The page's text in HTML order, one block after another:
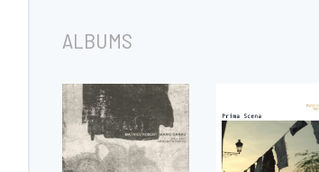
ALBUMS